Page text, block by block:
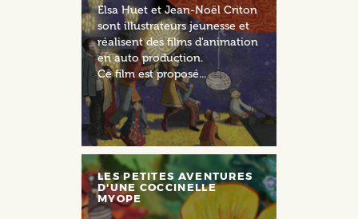
Elsa Huet et Jean-Noël Criton
sont illustrateurs jeunesse et
réalisent des films d'animation
en auto production.
Ce film est proposé...
LES PETITES AVENTURES
D'UNE COCCINELLE
MYOPE